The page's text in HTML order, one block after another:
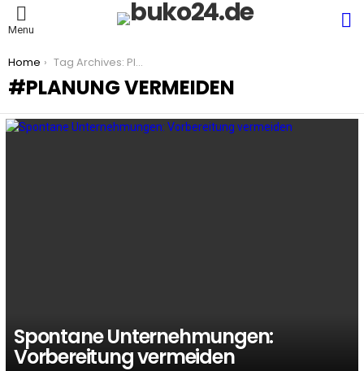
Menu
You are here:
Home Tag Archives: Planung vermeiden
PLANUNG VERMEIDEN
Spontane Unternehmungen:
Vorbereitung vermeiden